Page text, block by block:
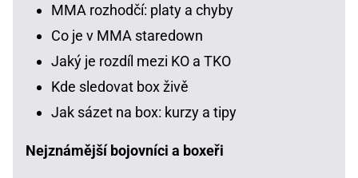
MMA rozhodčí: platy a chyby
Co je v MMA staredown
Jaký je rozdíl mezi KO a TKO
Kde sledovat box živě
Jak sázet na box: kurzy a tipy
Nejznámější bojovníci a boxeři